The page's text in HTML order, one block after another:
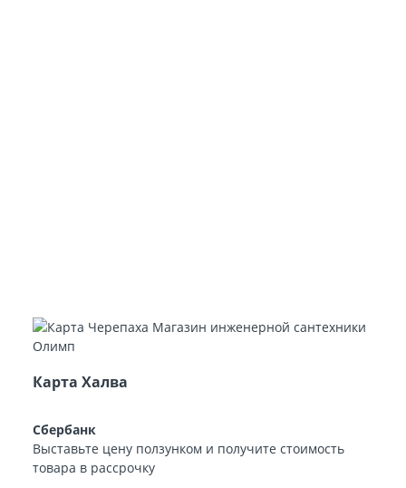
Карта Халва
Сбербанк
Выставьте цену ползунком и получите стоимость
товара в рассрочку